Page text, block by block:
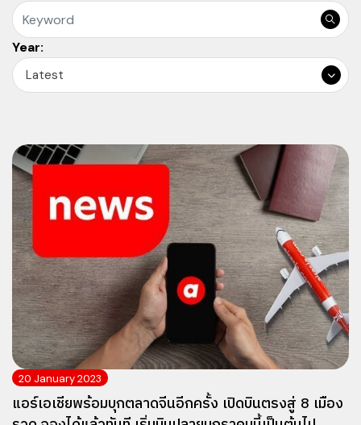
Year:
Latest
20 January 2023
แอร์เอเชียพร้อมบุกตลาดจีนอีกครั้ง เปิดบินตรงสู่ 8 เมือง